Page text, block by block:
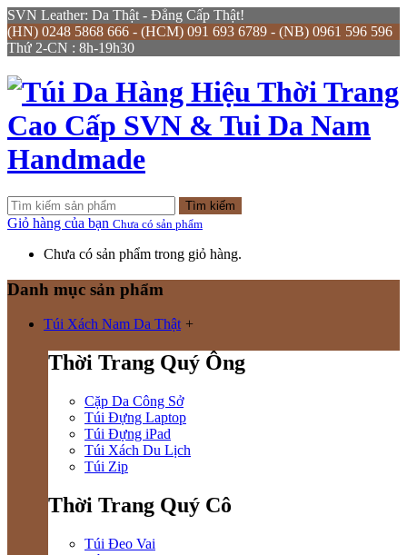
SVN Leather: Da Thật - Đẳng Cấp Thật!
(HN) 0248 5868 666 - (HCM) 091 693 6789 - (NB) 0961 596 596
Thứ 2-CN : 8h-19h30
Tìm kiếm
Giỏ hàng của bạn Chưa có sản phẩm
Chưa có sản phẩm trong giỏ hàng.
Danh mục sản phẩm
Túi Xách Nam Da Thật +
Thời Trang Quý Ông
Cặp Da Công Sở
Túi Đựng Laptop
Túi Đựng iPad
Túi Xách Du Lịch
Túi Zip
Thời Trang Quý Cô
Túi Đeo Vai